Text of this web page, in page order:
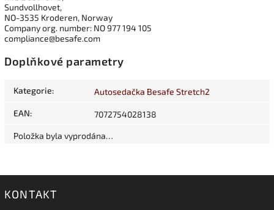
Sundvollhovet,
NO-3535 Kroderen, Norway
Company org. number: NO 977 194 105
compliance@besafe.com
Doplňkové parametry
Kategorie: Autosedačka Besafe Stretch2
EAN: 7072754028138
Položka byla vyprodána…
KONTAKT